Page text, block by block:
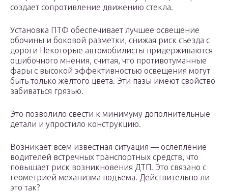
создает сопротивление движению стекла.
Установка ПТФ обеспечивает лучшее освещение
обочины и боковой разметки, снижая риск съезда с
дороги Некоторые автомобилисты придерживаются
ошибочного мнения, считая, что противотуманные
фары с высокой эффективностью освещения могут
быть только жёлтого цвета. Эти пазы имеют свойство
забиваться грязью.
Это позволило свести к минимуму дополнительные
детали и упростило конструкцию.
Возникает всем известная ситуация — ослепление
водителей встречных транспортных средств, что
повышает риск возникновения ДТП. Это связано с
геометрией механизма подъема. Действительно ли
это так?